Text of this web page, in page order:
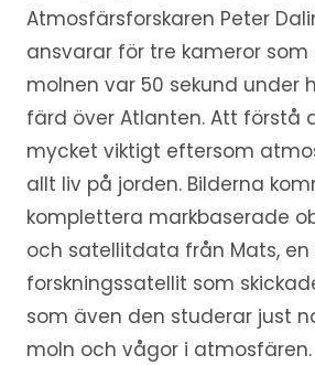
Atmosfärsforskaren Peter
ansvarar för tre kameror som
molnen var 50 sekund under
färd över Atlanten. Att förstå
mycket viktigt eftersom
allt liv på jorden. Bilderna
komplettera markbaserade
och satellitdata från Mats, en
forskningssatellit som
som även den studerar just
moln och vågor i atmosfären.